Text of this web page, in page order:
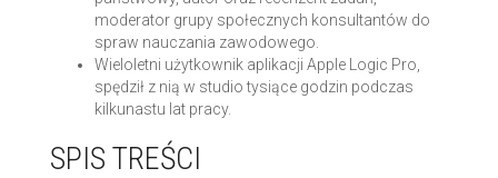
moderator grupy społecznych konsultantów do
spraw nauczania zawodowego.
Wieloletni użytkownik aplikacji Apple Logic Pro,
spędził z nią w studio tysiące godzin podczas
kilkunastu lat pracy.
SPIS TREŚCI